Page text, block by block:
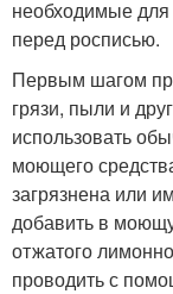
необходимые для
перед росписью.
Первым шагом
грязи, пыли и
использовать
моющего
загрязнена или
добавить в
отжатого
проводить с